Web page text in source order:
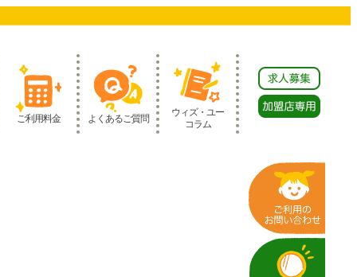
ご利用料金 よくあるご質問
ウィズ・ユー
コラム